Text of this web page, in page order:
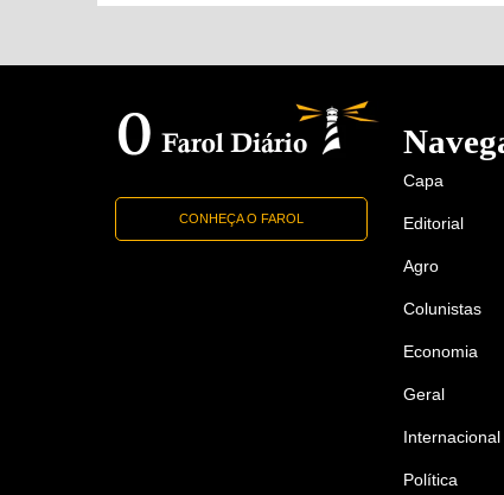
CONHEÇA O FAROL
Capa
Editorial
Agro
Colunistas
Economia
Geral
Internacional
Política